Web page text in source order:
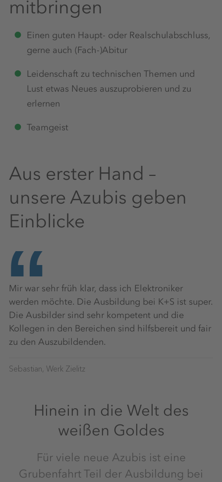
mitbringen
Einen guten Haupt- oder Realschulabschluss,
gerne auch (Fach-)Abitur
Leidenschaft zu technischen Themen und
Lust etwas Neues auszuprobieren und zu
erlernen
Teamgeist
Aus erster Hand –
unsere Azubis geben
Einblicke
Mir war sehr früh klar, dass ich Elektroniker
werden möchte. Die Ausbildung bei K+S ist super.
Die Ausbilder sind sehr kompetent und die
Kollegen in den Bereichen sind hilfsbereit und fair
zu den Auszubildenden.
Sebastian, Werk Zielitz
Hinein in die Welt des
weißen Goldes
Für viele neue Azubis ist eine
Grubenfahrt Teil der Ausbildung bei